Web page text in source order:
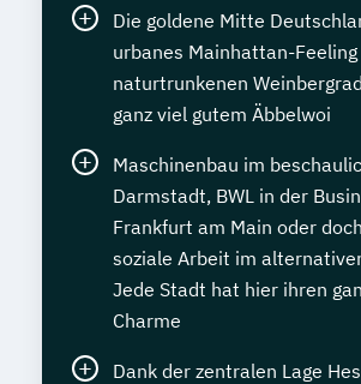
Die goldene Mitte
urbanes Mainhattan-
naturtrunkenen
ganz viel gutem Äbbelwoi
Maschinenbau im
Darmstadt, BWL in der
Frankfurt am Main oder
soziale Arbeit im
Jede Stadt hat hier ihren
Charme
Dank der zentralen Lage